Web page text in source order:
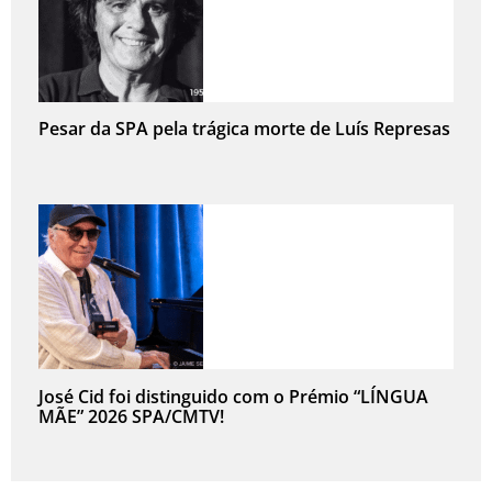
Pesar da SPA pela trágica morte de Luís Represas
José Cid foi distinguido com o Prémio “LÍNGUA
MÃE” 2026 SPA/CMTV!